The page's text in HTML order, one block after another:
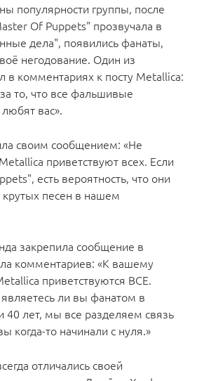
популярности группы, после
Of Puppets" прозвучала в
дела", появились фанаты,
негодование. Один из
в комментариях к посту Metallica:
то, что все фальшивые
вас».
своим сообщением: «Не
приветствуют всех. Если
есть вероятность, что они
крутых песен в нашем
закрепила сообщение в
комментариев: «К вашему
приветствуются ВСЕ.
ли вы фанатом в
40 лет, мы все разделяем связь
когда-то начинали с нуля.»
отличались своей